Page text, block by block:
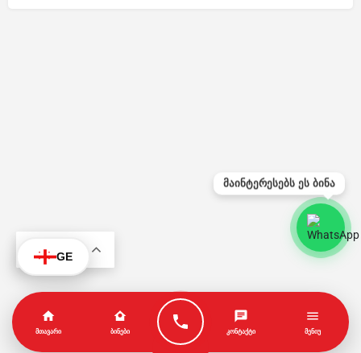
GE
ᲛᲗᲐᲕᲐᲠᲘ ᲑᲘᲜᲔᲑᲘ ᲙᲝᲜᲢᲐᲥᲢᲘ ᲛᲔᲜᲘᲣ
KA
მაინტერესებს ეს ბინა